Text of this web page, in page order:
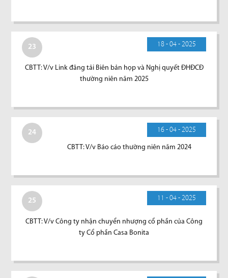
23 18 - 04 - 2025
CBTT: V/v Link đăng tải Biên bản họp và Nghị quyết ĐHĐCĐ
thường niên năm 2025
24 16 - 04 - 2025
CBTT: V/v Báo cáo thường niên năm 2024
25 11 - 04 - 2025
CBTT: V/v Công ty nhận chuyển nhượng cổ phần của Công
ty Cổ phần Casa Bonita